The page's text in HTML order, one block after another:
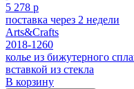
5 278 р
поставка через 2 недели
Arts&Crafts
2018-1260
колье из бижутерного
вставкой из стекла
В корзину